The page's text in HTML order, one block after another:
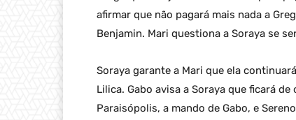
afirmar que não pagará mais nada a
Benjamin. Mari questiona a Soraya se
Soraya garante a Mari que ela
Lilica. Gabo avisa a Soraya que ficará
Paraisópolis, a mando de Gabo, e